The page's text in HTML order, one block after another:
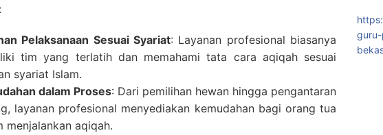
Pelaksanaan Sesuai Syariat: Layanan profesional biasanya
tim yang terlatih dan memahami tata cara aqiqah sesuai
syariat Islam.
dalam Proses: Dari pemilihan hewan hingga pengantaran
layanan profesional menyediakan kemudahan bagi orang tua
menjalankan aqiqah.